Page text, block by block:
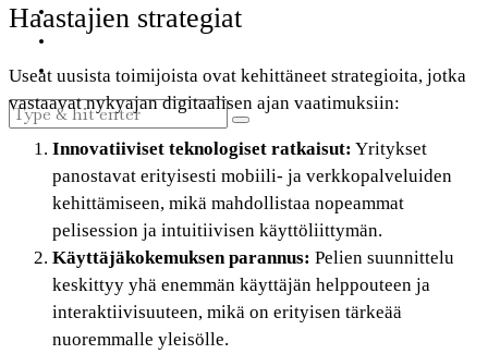
Haastajien strategiat
Useat uusista toimijoista ovat kehittäneet strategioita, jotka
vastaavat nykyajan digitaalisen ajan vaatimuksiin:
Innovatiiviset teknologiset ratkaisut: Yritykset
panostavat erityisesti mobiili- ja verkkopalveluiden
kehittämiseen, mikä mahdollistaa nopeammat
pelisession ja intuitiivisen käyttöliittymän.
Käyttäjäkokemuksen parannus: Pelien suunnittelu
keskittyy yhä enemmän käyttäjän helppouteen ja
interaktiivisuuteen, mikä on erityisen tärkeää
nuoremmalle yleisölle.